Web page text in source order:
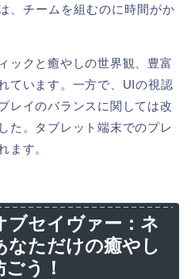
、チームを組むのに時間がか
ックと癒やしの世界観、豊富
ています。一方で、UIの視認
レイのバランスに関しては改
た。タブレット端末でのプレ
ます。
ブセイヴァー：ネ
なただけの癒やし
う！